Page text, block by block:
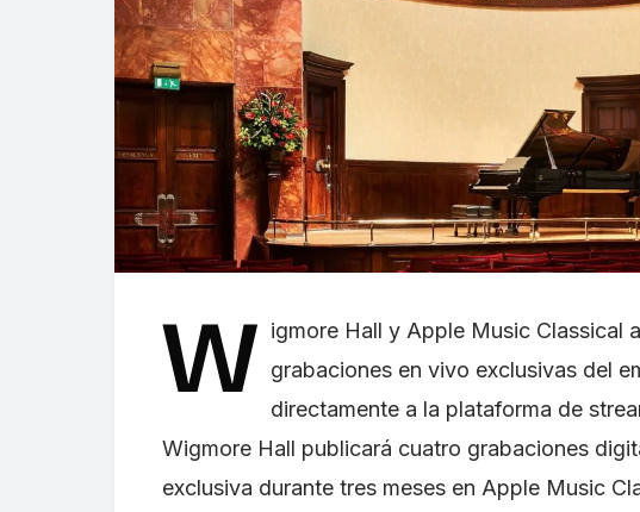
W igmore Hall y Apple Music Classical
grabaciones en vivo exclusivas del
directamente a la plataforma de
Wigmore Hall publicará cuatro grabaciones
exclusiva durante tres meses en Apple Music